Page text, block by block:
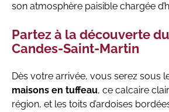
son atmosphère paisible chargée
Partez à la découverte
Candes-Saint-Martin
Dès votre arrivée, vous serez sous
maisons en tuffeau, ce calcaire
région, et les toits d’ardoises